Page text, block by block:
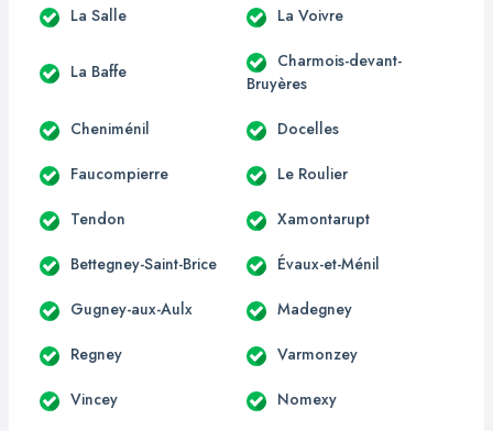
La Salle La Voivre
La Baffe
Charmois-devant-
Bruyères
Cheniménil Docelles
Faucompierre Le Roulier
Tendon Xamontarupt
Bettegney-Saint-Brice Évaux-et-Ménil
Gugney-aux-Aulx Madegney
Regney Varmonzey
Vincey Nomexy